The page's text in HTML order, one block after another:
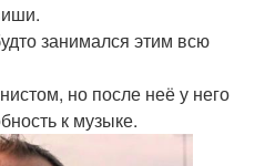
занимался этим всю
но после неё у него
к музыке.